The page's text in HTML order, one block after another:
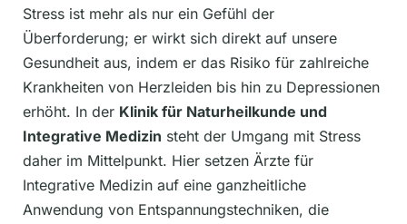
Stress ist mehr als nur ein Gefühl der
Überforderung; er wirkt sich direkt auf unsere
Gesundheit aus, indem er das Risiko für zahlreiche
Krankheiten von Herzleiden bis hin zu Depressionen
erhöht. In der Klinik für Naturheilkunde und
Integrative Medizin steht der Umgang mit Stress
daher im Mittelpunkt. Hier setzen Ärzte für
Integrative Medizin auf eine ganzheitliche
Anwendung von Entspannungstechniken, die